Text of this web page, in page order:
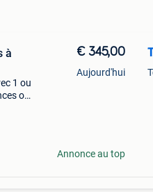
à
1 ou
ou
€ 345,00
Aujourd'hui
Annonce au top